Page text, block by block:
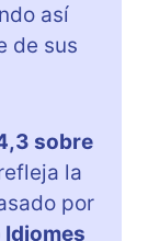
así
de sus
sobre
la
por
Idiomes